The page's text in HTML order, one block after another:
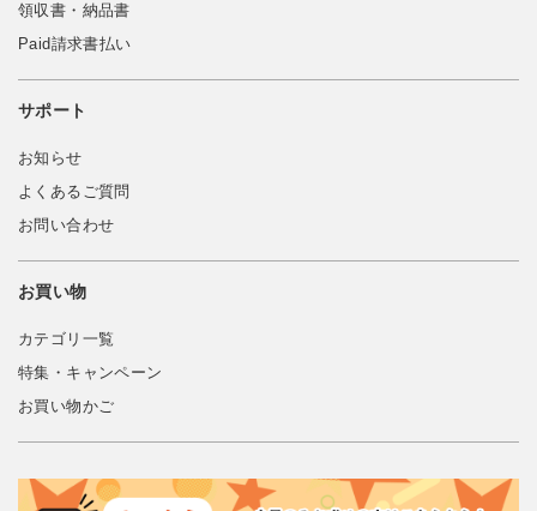
領収書・納品書
Paid請求書払い
サポート
お知らせ
よくあるご質問
お問い合わせ
お買い物
カテゴリ一覧
特集・キャンペーン
お買い物かご